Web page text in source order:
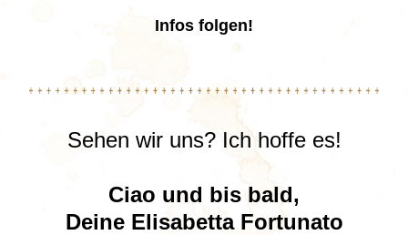
Infos folgen!
Sehen wir uns? Ich hoffe es!
Ciao und bis bald,
Deine Elisabetta Fortunato